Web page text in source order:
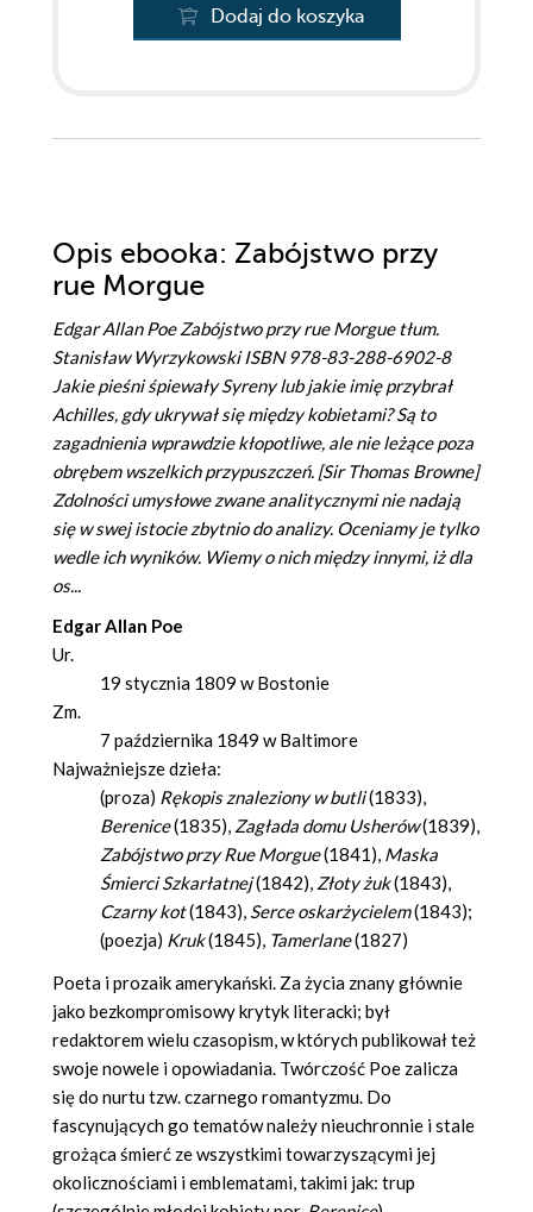
Dodaj do koszyka
Opis ebooka: Zabójstwo przy
rue Morgue
Edgar Allan Poe Zabójstwo przy rue Morgue tłum.
Stanisław Wyrzykowski ISBN 978-83-288-6902-8
Jakie pieśni śpiewały Syreny lub jakie imię przybrał
Achilles, gdy ukrywał się między kobietami? Są to
zagadnienia wprawdzie kłopotliwe, ale nie leżące poza
obrębem wszelkich przypuszczeń. [Sir Thomas Browne]
Zdolności umysłowe zwane analitycznymi nie nadają
się w swej istocie zbytnio do analizy. Oceniamy je tylko
wedle ich wyników. Wiemy o nich między innymi, iż dla
os...
Edgar Allan Poe
Ur.
19 stycznia 1809 w Bostonie
Zm.
7 października 1849 w Baltimore
Najważniejsze dzieła:
(proza) Rękopis znaleziony w butli(1833),
Berenice(1835), Zagłada domu Usherów(1839),
Zabójstwo przy Rue Morgue(1841), Maska
Śmierci Szkarłatnej(1842), Złoty żuk(1843),
Czarny kot(1843), Serce oskarżycielem(1843);
(poezja) Kruk(1845), Tamerlane(1827)
Poeta i prozaik amerykański. Za życia znany głównie
jako bezkompromisowy krytyk literacki; był
redaktorem wielu czasopism, w których publikował też
swoje nowele i opowiadania. Twórczość Poe zalicza
się do nurtu tzw. czarnego romantyzmu. Do
fascynujących go tematów należy nieuchronnie i stale
grożąca śmierć ze wszystkimi towarzyszącymi jej
okolicznościami i emblematami, takimi jak: trup